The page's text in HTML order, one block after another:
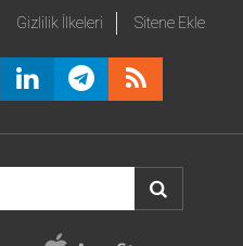
Gizlilik İlkeleri Sitene Ekle